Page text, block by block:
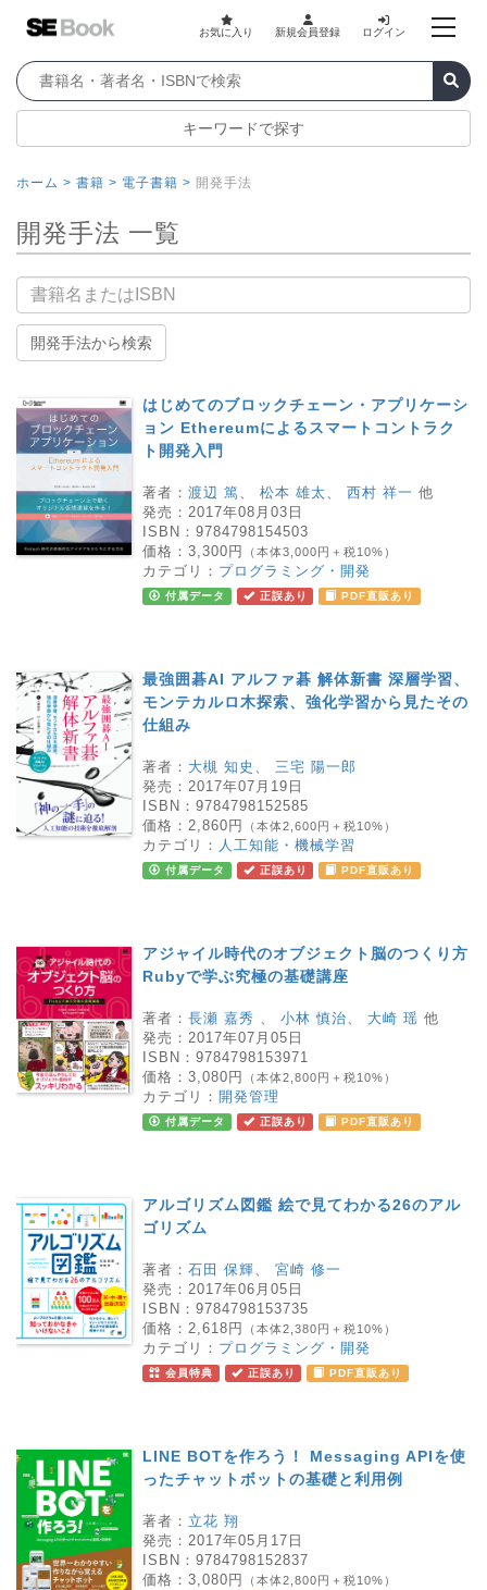
お気に入り 新規会員登録 ログイン
キーワードで探す
ホーム > 書籍 > 電子書籍 > 開発手法
開発手法 一覧
書籍名
開発手法から検索
はじめてのブロックチェーン・アプリケーシ
ョン Ethereumによるスマートコントラク
ト開発入門
著者： 渡辺 篤 、 松本 雄太、 西村 祥一 他
発売： 2017年08月03日
ISBN： 9784798154503
価格： 3,300円 （本体3,000円＋税10%）
カテゴリ： プログラミング・開発
付属データ 正誤あり PDF直販あり
最強囲碁AI アルファ碁 解体新書 深層学習、
モンテカルロ木探索、強化学習から見たその
仕組み
著者： 大槻 知史 、 三宅 陽一郎
発売： 2017年07月19日
ISBN： 9784798152585
価格： 2,860円 （本体2,600円＋税10%）
カテゴリ： 人工知能・機械学習
付属データ 正誤あり PDF直販あり
アジャイル時代のオブジェクト脳のつくり方
Rubyで学ぶ究極の基礎講座
著者： 長瀬 嘉秀 、 小林 慎治、 大崎 瑶 他
発売： 2017年07月05日
ISBN： 9784798153971
価格： 3,080円 （本体2,800円＋税10%）
カテゴリ： 開発管理
付属データ 正誤あり PDF直販あり
アルゴリズム図鑑 絵で見てわかる26のアル
ゴリズム
著者： 石田 保輝、 宮崎 修一
発売： 2017年06月05日
ISBN： 9784798153735
価格： 2,618円 （本体2,380円＋税10%）
カテゴリ： プログラミング・開発
会員特典 正誤あり PDF直販あり
LINE BOTを作ろう！ Messaging APIを使
ったチャットボットの基礎と利用例
著者： 立花 翔
発売： 2017年05月17日
ISBN： 9784798152837
価格： 3,080円 （本体2,800円＋税10%）